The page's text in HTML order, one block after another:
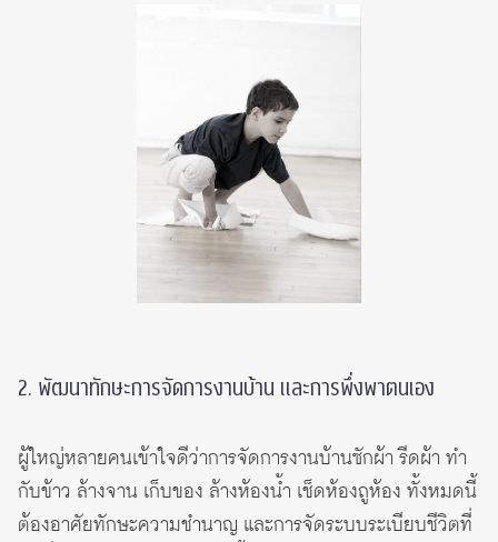
2. พัฒนาทักษะการจัดการงานบ้าน และการพึ่งพาตนเอง
ผู้ใหญ่หลายคนเข้าใจดีว่าการจัดการงานบ้านซักผ้า รีดผ้า ทำ
กับข้าว ล้างจาน เก็บของ ล้างห้องน้ำ เช็ดห้องถูห้อง ทั้งหมดนี้
ต้องอาศัยทักษะความชำนาญ และการจัดระบบระเบียบชีวิตที่